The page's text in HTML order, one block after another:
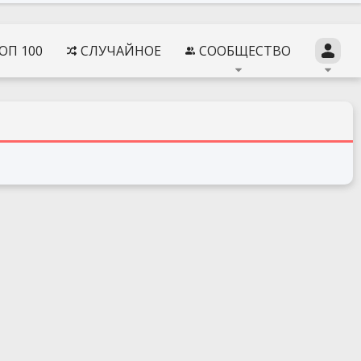
100 СЛУЧАЙНОЕ СООБЩЕСТВО